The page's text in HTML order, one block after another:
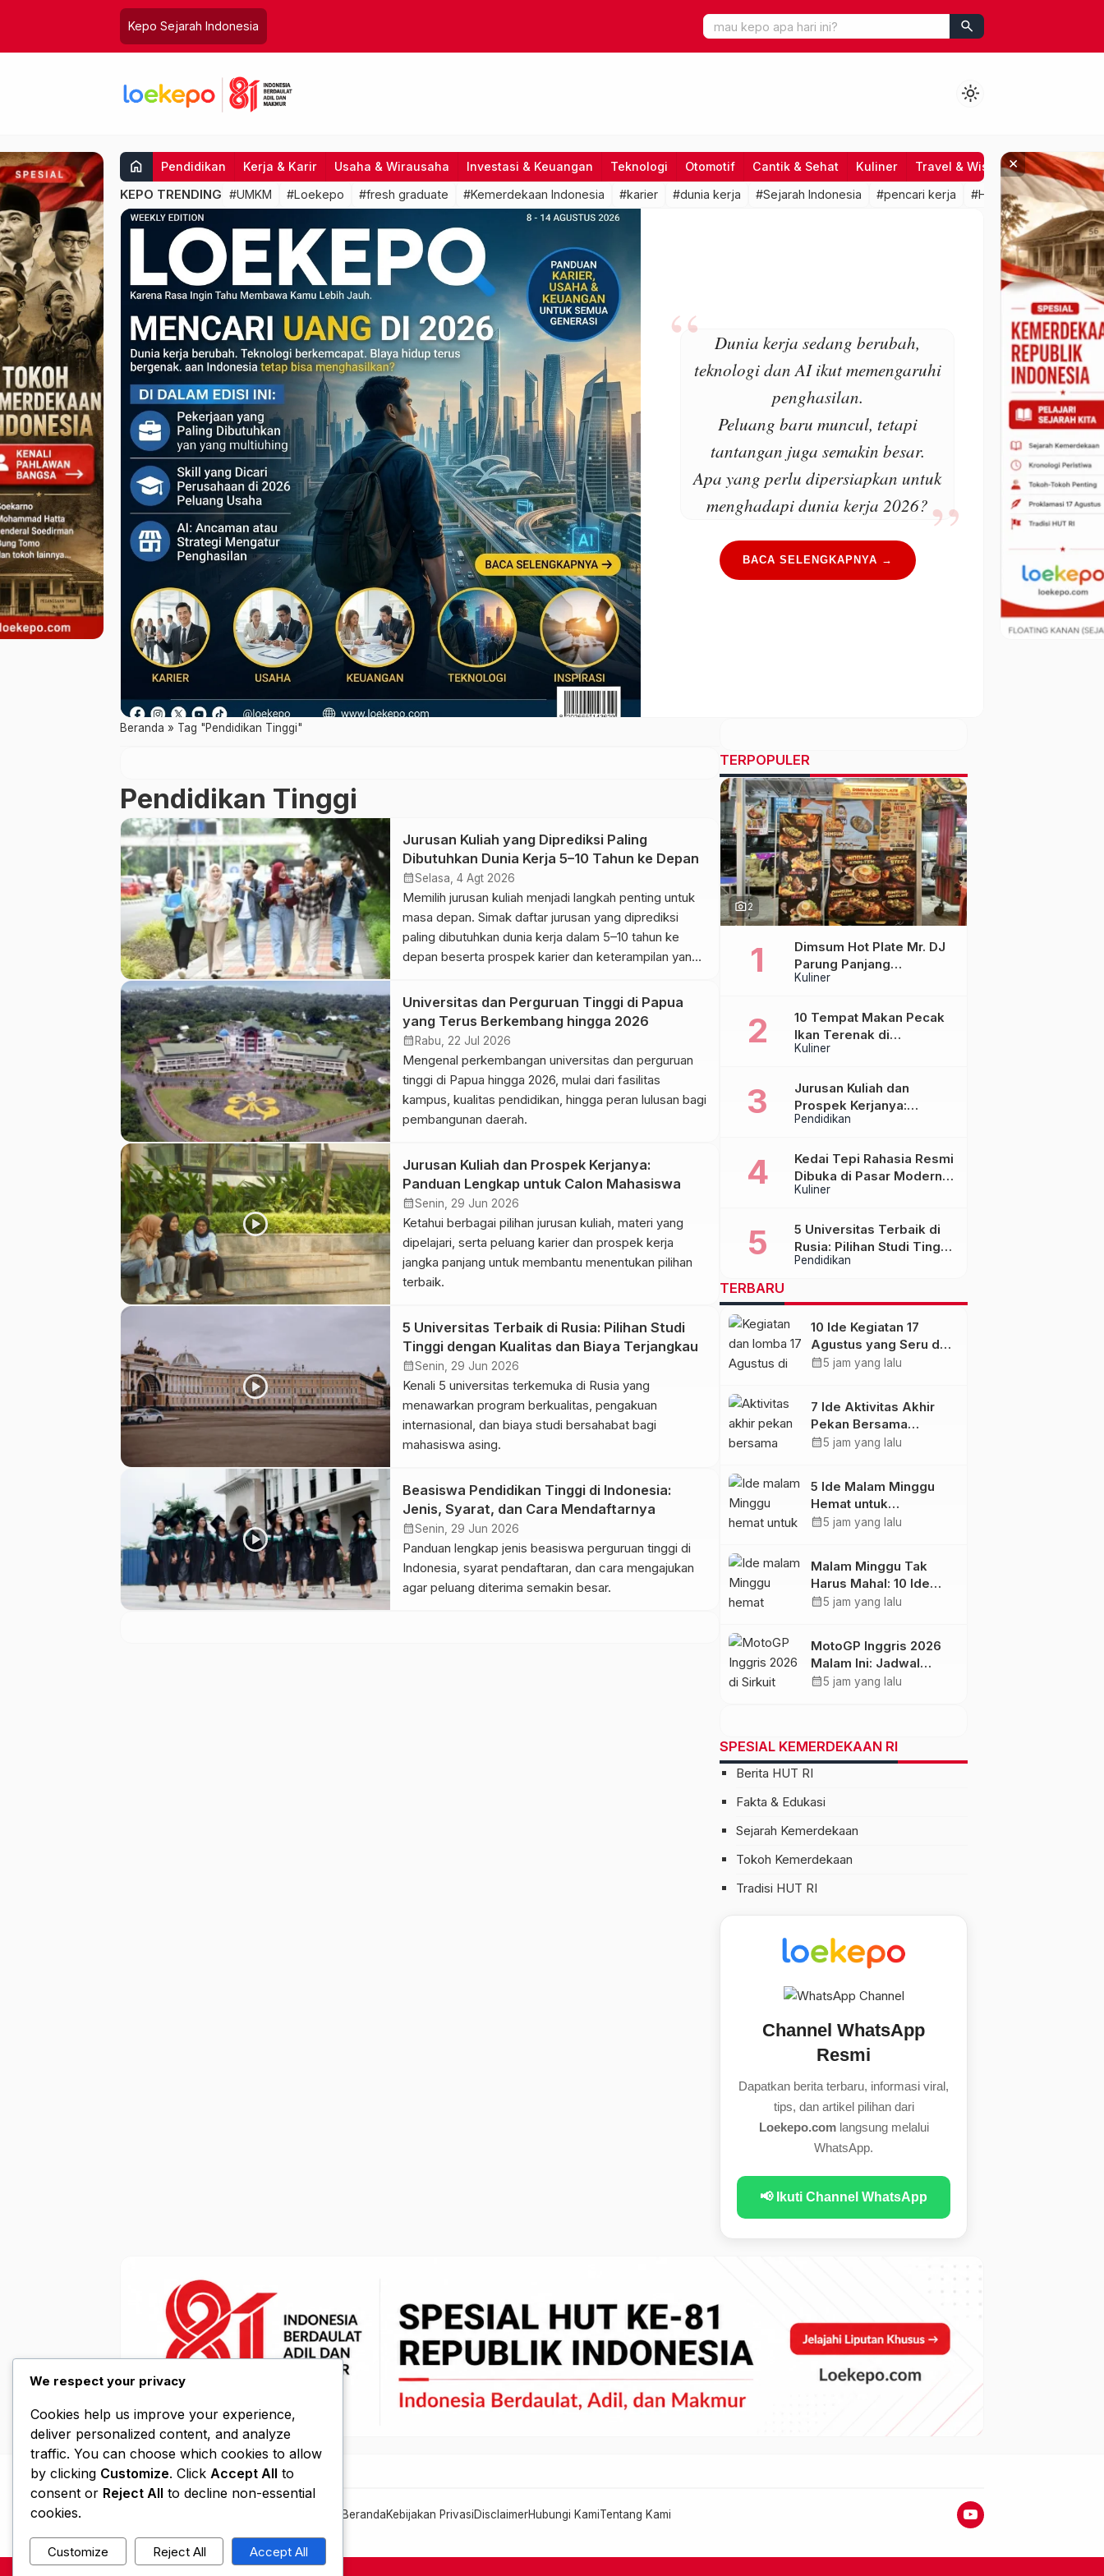
Kepo Sejarah Indonesia search
light_mode
home Pendidikan Kerja & Karir Usaha & Wirausaha Investasi & Keuangan Teknologi Otomotif Cantik & Sehat Kuliner Travel & Wisata Hiburan
KEPO TRENDING #UMKM #Loekepo #fresh graduate #Kemerdekaan Indonesia #karier #dunia kerja #Sejarah Indonesia #pencari kerja #HRD #lowongan
Dunia kerja sedang berubah,
teknologi dan AI ikut memengaruhi
penghasilan.
Peluang baru muncul, tetapi
tantangan juga semakin besar.
Apa yang perlu dipersiapkan untuk
menghadapi dunia kerja 2026?
BACA SELENGKAPNYA →
Beranda » Tag "Pendidikan Tinggi"
Pendidikan Tinggi
Jurusan Kuliah yang Diprediksi Paling
Dibutuhkan Dunia Kerja 5–10 Tahun ke Depan
calendar_monthSelasa, 4 Agt 2026
Memilih jurusan kuliah menjadi langkah penting untuk
masa depan. Simak daftar jurusan yang diprediksi
paling dibutuhkan dunia kerja dalam 5–10 tahun ke
depan beserta prospek karier dan keterampilan yang
Universitas dan Perguruan Tinggi di Papua
yang Terus Berkembang hingga 2026
calendar_month Rabu, 22 Jul 2026
Mengenal perkembangan universitas dan perguruan
tinggi di Papua hingga 2026, mulai dari fasilitas
kampus, kualitas pendidikan, hingga peran lulusan bagi
pembangunan daerah.
Jurusan Kuliah dan Prospek Kerjanya:
Panduan Lengkap untuk Calon Mahasiswa
calendar_monthSenin, 29 Jun 2026
Ketahui berbagai pilihan jurusan kuliah, materi yang
dipelajari, serta peluang karier dan prospek kerja
jangka panjang untuk membantu menentukan pilihan
terbaik.
5 Universitas Terbaik di Rusia: Pilihan Studi
Tinggi dengan Kualitas dan Biaya Terjangkau
calendar_monthSenin, 29 Jun 2026
Kenali 5 universitas terkemuka di Rusia yang
menawarkan program berkualitas, pengakuan
internasional, dan biaya studi bersahabat bagi
mahasiswa asing.
Beasiswa Pendidikan Tinggi di Indonesia:
Jenis, Syarat, dan Cara Mendaftarnya
calendar_monthSenin, 29 Jun 2026
Panduan lengkap jenis beasiswa perguruan tinggi di
Indonesia, syarat pendaftaran, dan cara mengajukan
agar peluang diterima semakin besar.
TERPOPULER
photo_camera2
Kuliner
Dimsum Hot Plate Mr. DJ
Parung Panjang
Luncurkan DJ Steak,
Orisinal di Atas Hot Plate
Kuliner
10 Tempat Makan Pecak
Ikan Terenak di
Tangerang & Jakarta,
Pendidikan
Jurusan Kuliah dan
Prospek Kerjanya:
Panduan Lengkap untuk
Kuliner
Kedai Tepi Rahasia Resmi
Dibuka di Pasar Modern
Sentraland Parung
Sambal Rempah Formula
Tepi Rahasia
Pendidikan
5 Universitas Terbaik di
Rusia: Pilihan Studi Tinggi
dengan Kualitas dan
TERBARU
10 Ide Kegiatan 17
Agustus yang Seru dan
Hemat untuk Warga
calendar_month5 jam yang lalu
7 Ide Aktivitas Akhir
Pekan Bersama
Keluarga yang Seru
calendar_month5 jam yang lalu
5 Ide Malam Minggu
Hemat untuk
Pasangan, Mulai Rp0
calendar_month5 jam yang lalu
Malam Minggu Tak
Harus Mahal: 10 Ide
Seru Mulai Rp0
calendar_month5 jam yang lalu
MotoGP Inggris 2026
Malam Ini: Jadwal
Sprint Race dan Jam
calendar_month5 jam yang lalu
SPESIAL KEMERDEKAAN RI
Berita HUT RI
Fakta & Edukasi
Sejarah Kemerdekaan
Tokoh Kemerdekaan
Tradisi HUT RI
Channel WhatsApp
Resmi
Dapatkan berita terbaru, informasi viral,
tips, dan artikel pilihan dari
Loekepo.comlangsung melalui
WhatsApp.
📢 Ikuti Channel WhatsApp
×
BerandaKebijakan PrivasiDisclaimerHubungi KamiTentang Kami
We respect your privacy
Cookies help us improve your experience,
deliver personalized content, and analyze
traffic. You can choose which cookies to allow
by clicking Customize. Click Accept All to
consent or Reject All to decline non-essential
cookies.
Customize Reject All Accept All